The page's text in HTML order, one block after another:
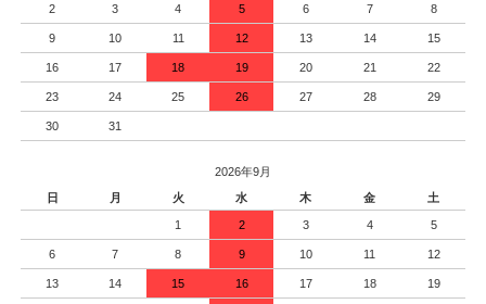
2 3 4 5 6 7 8
9 10 11 12 13 14 15
16 17 18 19 20 21 22
23 24 25 26 27 28 29
30 31
2026年9月
日
月 火 水 木 金 土
1 2 3 4 5
6 7 8 9 10 11 12
13 14 15 16 17 18 19